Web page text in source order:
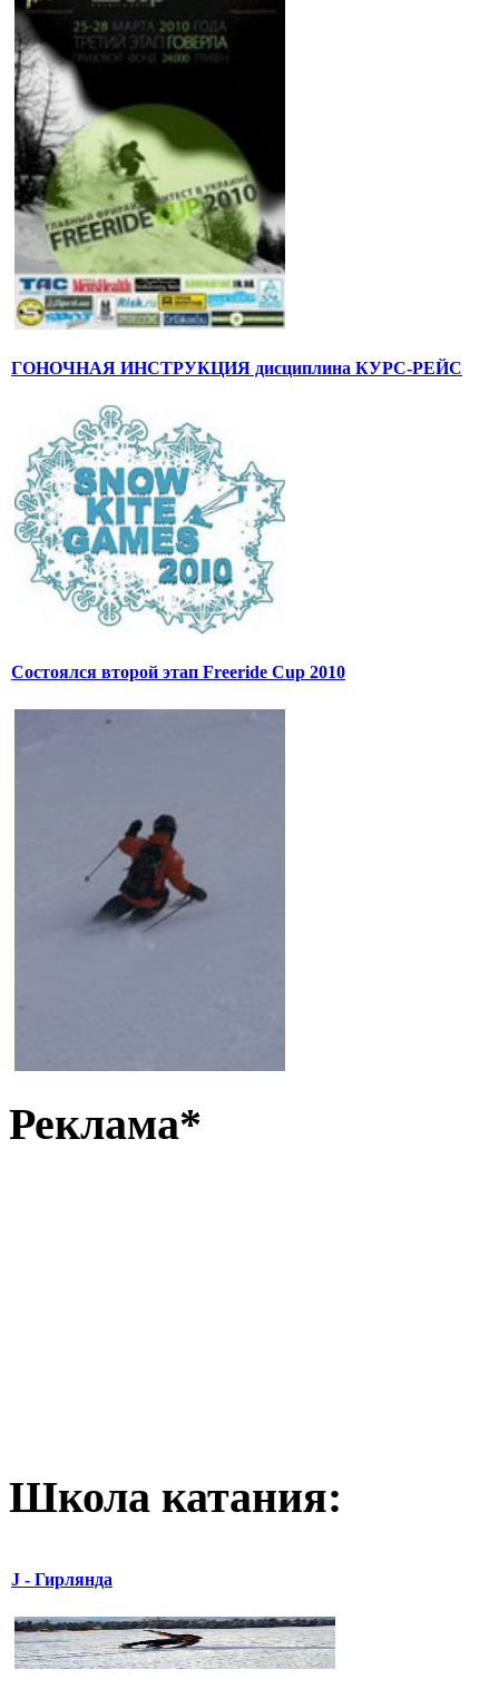
ГОНОЧНАЯ ИНСТРУКЦИЯ дисциплина КУРС-РЕЙС
Состоялся второй этап Freeride Cup 2010
Реклама*
Школа катания:
J - Гирлянда